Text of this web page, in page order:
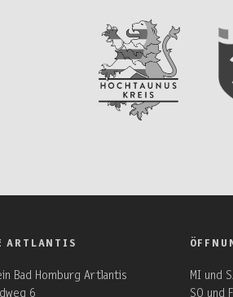
ARTLANTIS
Bad Homburg Artlantis
6
MI und
SO und